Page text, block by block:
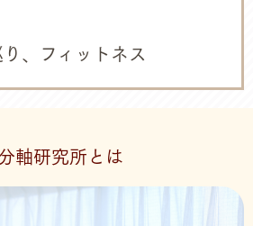
、フィットネス
軸研究所とは